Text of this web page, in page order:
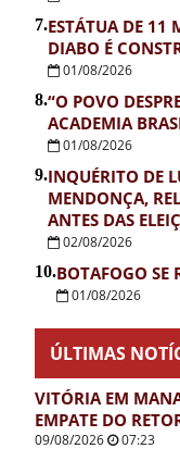
7.ESTÁTUA DE 11
DIABO É
01/08/2026
8.“O POVO
ACADEMIA
01/08/2026
9.INQUÉRITO DE
MENDONÇA,
ANTES DAS
02/08/2026
10.BOTAFOGO SE
01/08/2026
ÚLTIMAS
VITÓRIA EM
EMPATE DO
09/08/2026 07:23